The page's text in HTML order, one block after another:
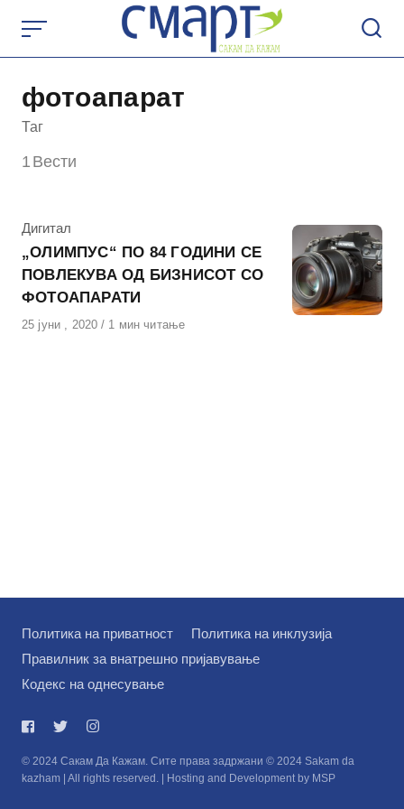
content
фотоапарат
Таг
1 Вести
КАтегорија
Дигитал
„ОЛИМПУС“ ПО 84 ГОДИНИ СЕ
ПОВЛЕКУВА ОД БИЗНИСОТ СО
ФОТОАПАРАТИ
Објавено
25 јуни , 2020 1 мин читање
Политика на приватност
Политика на инклузија
Правилник за внатрешно пријавување
Кодекс на однесување
© 2024 Сакам Да Кажам. Сите права задржани © 2024 Sakam da
kazham | All rights reserved. | Hosting and Development by MSP